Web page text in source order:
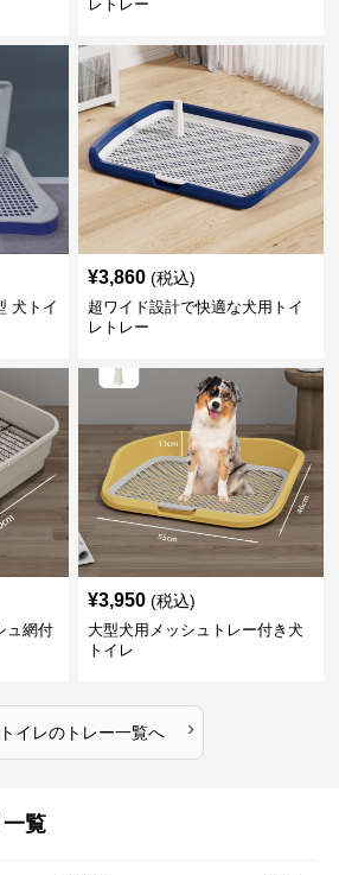
レトレー
犬トイ
¥3,860 (税込)
超ワイド設計で快適な犬用トイ
レトレー
ュ網付
¥3,950 (税込)
大型犬用メッシュトレー付き犬
トイレ
イレのトレー一覧へ ›
覧